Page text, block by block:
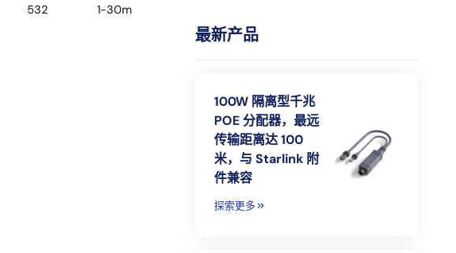
532 1-30m
最新产品
100W 隔离型千兆
POE 分配器，最远
传输距离达 100
米，与 Starlink 附
件兼容
探索更多